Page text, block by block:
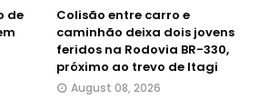
de
Colisão entre carro e
caminhão deixa dois jovens
feridos na Rodovia BR-330,
próximo ao trevo de Itagi
August 08, 2026